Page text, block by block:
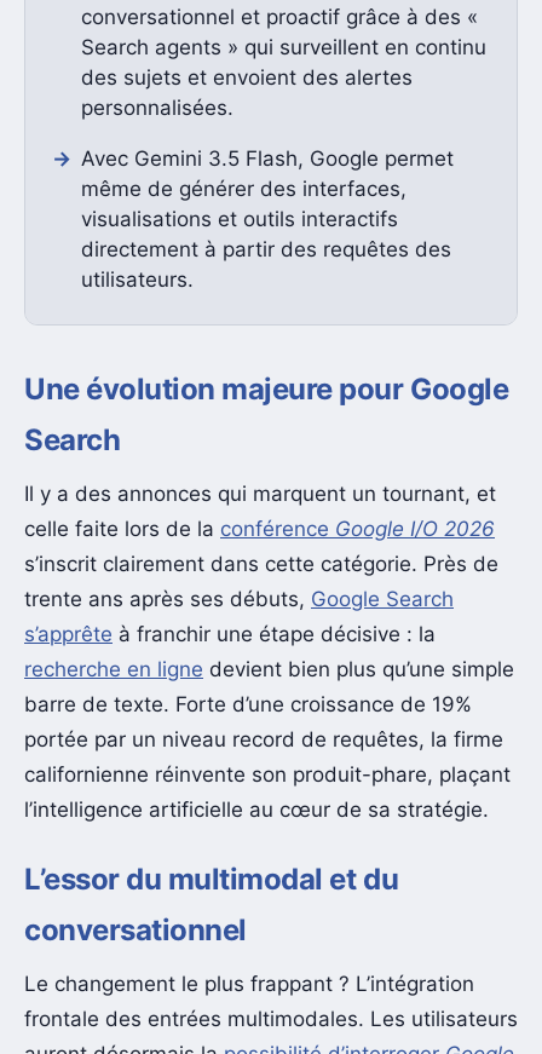
conversationnel et proactif grâce à des «
Search agents » qui surveillent en continu
des sujets et envoient des alertes
personnalisées.
Avec Gemini 3.5 Flash, Google permet
même de générer des interfaces,
visualisations et outils interactifs
directement à partir des requêtes des
utilisateurs.
Une évolution majeure pour Google
Search
Il y a des annonces qui marquent un tournant, et
celle faite lors de la conférence Google I/O 2026
s’inscrit clairement dans cette catégorie. Près de
trente ans après ses débuts, Google Search
s’apprête à franchir une étape décisive : la
recherche en ligne devient bien plus qu’une simple
barre de texte. Forte d’une croissance de 19%
portée par un niveau record de requêtes, la firme
californienne réinvente son produit-phare, plaçant
l’intelligence artificielle au cœur de sa stratégie.
L’essor du multimodal et du
conversationnel
Le changement le plus frappant ? L’intégration
frontale des entrées multimodales. Les utilisateurs